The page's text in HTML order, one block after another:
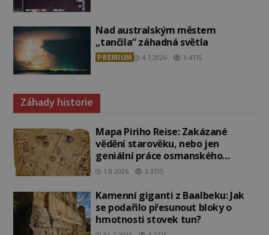
Nad australským městem
„tančila“ záhadná světla
PREMIUM 4.7.2026 3.4TIS
Záhady historie
Mapa Piriho Reise: Zakázané
vědění starověku, nebo jen
geniální práce osmanského
admirála?
1.8.2026 3.3TIS
Kamenní giganti z Baalbeku: Jak
se podařilo přesunout bloky o
hmotnosti stovek tun?